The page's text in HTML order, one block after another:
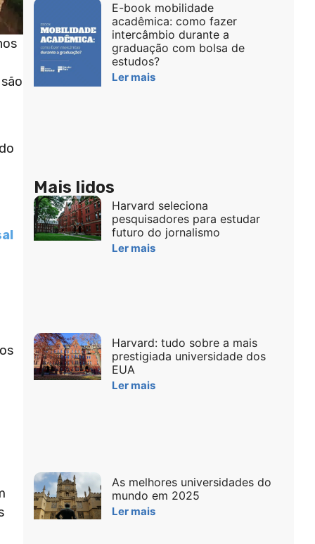
E-book mobilidade
acadêmica: como fazer
intercâmbio durante a
graduação com bolsa de
estudos?
Ler mais
Mais lidos
Harvard seleciona
pesquisadores para estudar
futuro do jornalismo
Ler mais
Harvard: tudo sobre a mais
prestigiada universidade dos
EUA
Ler mais
As melhores universidades do
mundo em 2025
Ler mais